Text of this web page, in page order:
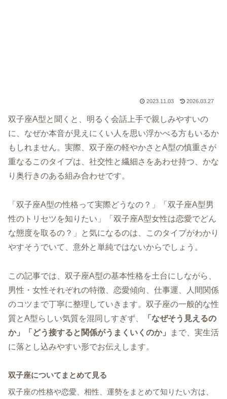
2023.11.03 2026.03.27
双子座A型と聞くと、明るく会話上手で親しみやすいの
に、なぜか本音が見えにくい人を思い浮かべる方もいるか
もしれません。実際、双子座の軽やかさとA型の慎重さが
重なるこのタイプは、社交性と繊細さをあわせ持つ、かな
り奥行きのある組み合わせです。
「双子座A型の性格って実際どうなの？」「双子座A型男
性のトリセツを知りたい」「双子座A型女性は恋愛でどん
な態度を取るの？」と気になるのは、このタイプがわかり
やすそうでいて、意外と単純ではないからでしょう。
この記事では、双子座A型の基本性格を土台にしながら、
男性・女性それぞれの特徴、恋愛傾向、仕事運、人間関係
のコツまで丁寧に整理していきます。双子座の一般的な性
質とA型らしい気質を混同しすぎず、
「なぜそう見えるの
か」「どう接すると関係がうまくいくのか」
まで、実生活
に落とし込みやすい形でお伝えします。
双子座についてまとめて見る
双子座の性格や恋愛、相性、運勢をまとめて知りたい方は、